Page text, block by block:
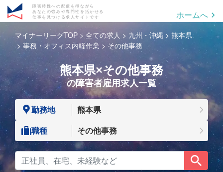
障害特性への配慮を得ながら
あなたの強みや専門性を活かせる
仕事を見つける求人サイトです
ホームへ
マイナーリーグTOP 全ての求人 九州・沖縄
熊本県
事務・オフィス内軽作業
その他事務
熊本県×その他事務
の障害者雇用求人一覧
勤務地
熊本県
職種
その他事務